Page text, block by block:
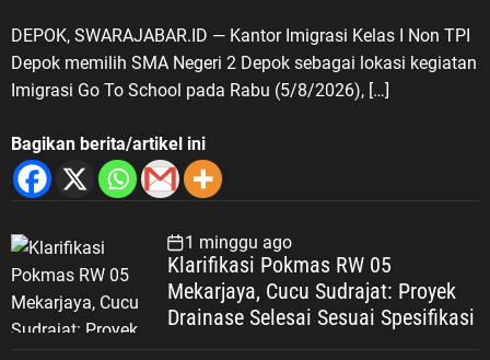
DEPOK, SWARAJABAR.ID — Kantor Imigrasi Kelas I Non TPI
Depok memilih SMA Negeri 2 Depok sebagai lokasi kegiatan
Imigrasi Go To School pada Rabu (5/8/2026), […]
Bagikan berita/artikel ini
1 minggu ago
Klarifikasi Pokmas RW 05
Mekarjaya, Cucu Sudrajat: Proyek
Drainase Selesai Sesuai Spesifikasi